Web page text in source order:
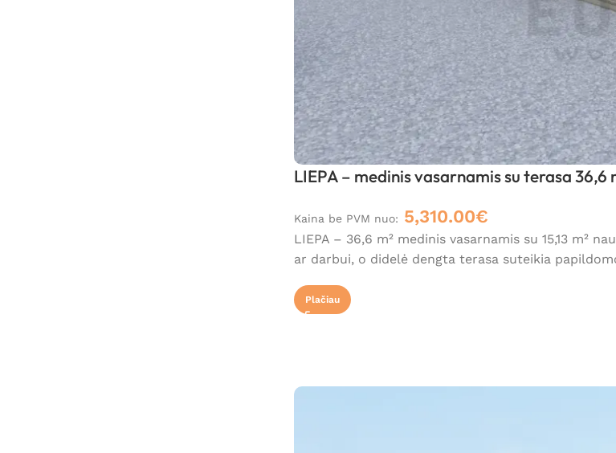
LIEPA – medinis vasarnamis su terasa 36,6
Kaina be PVM nuo: 5,310.00€
LIEPA – 36,6 m² medinis vasarnamis su 15,13 m²
ar darbui, o didelė dengta terasa suteikia
Plačiau